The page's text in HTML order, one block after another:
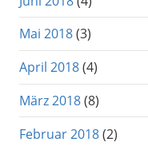
Mai 2018(3)
April 2018(4)
März 2018(8)
Februar 2018(2)